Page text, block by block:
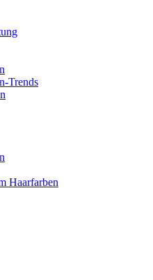
Trends
Haarfarben